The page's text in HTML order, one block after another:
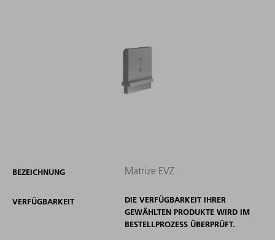
BEZEICHNUNG Matrize EVZ
VERFÜGBARKEIT
DIE VERFÜGBARKEIT IHRER
GEWÄHLTEN PRODUKTE WIRD IM
BESTELLPROZESS ÜBERPRÜFT.